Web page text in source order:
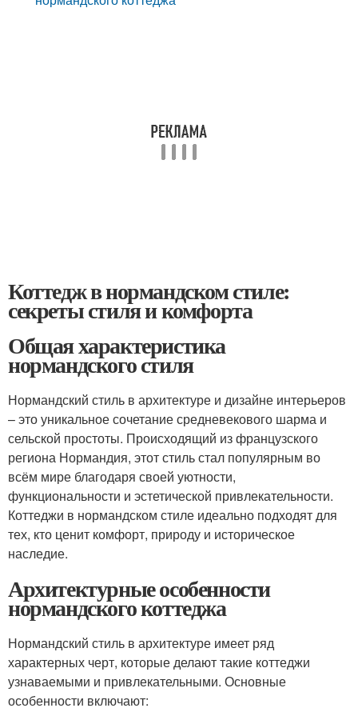
Коттедж в нормандском стиле:
секреты стиля и комфорта
Общая характеристика
нормандского стиля
Нормандский стиль в архитектуре и дизайне интерьеров
– это уникальное сочетание средневекового шарма и
сельской простоты. Происходящий из французского
региона Нормандия, этот стиль стал популярным во
всём мире благодаря своей уютности,
функциональности и эстетической привлекательности.
Коттеджи в нормандском стиле идеально подходят для
тех, кто ценит комфорт, природу и историческое
наследие.
Архитектурные особенности
нормандского коттеджа
Нормандский стиль в архитектуре имеет ряд
характерных черт, которые делают такие коттеджи
узнаваемыми и привлекательными. Основные
особенности включают: